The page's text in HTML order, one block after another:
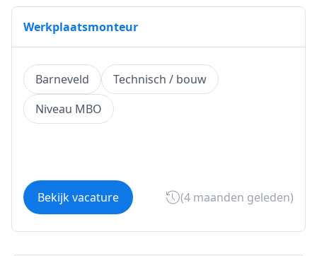
Werkplaatsmonteur
Barneveld
Technisch / bouw
Niveau MBO
Bekijk vacature (4 maanden geleden)